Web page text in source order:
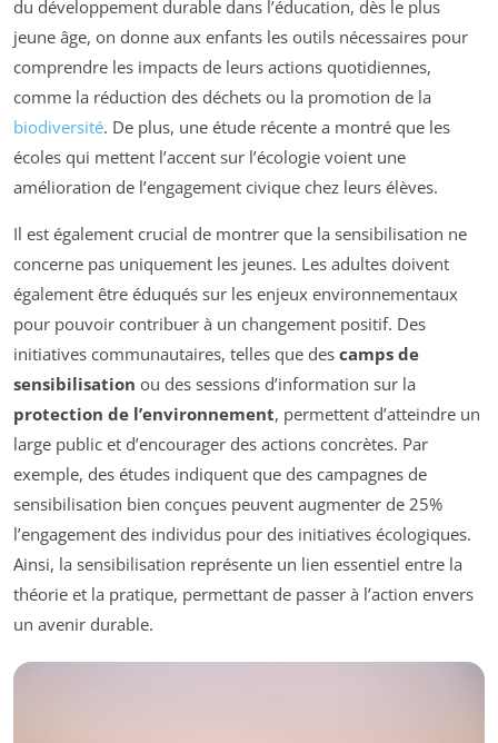
du développement durable dans l’éducation, dès le plus
jeune âge, on donne aux enfants les outils nécessaires pour
comprendre les impacts de leurs actions quotidiennes,
comme la réduction des déchets ou la promotion de la
biodiversité. De plus, une étude récente a montré que les
écoles qui mettent l’accent sur l’écologie voient une
amélioration de l’engagement civique chez leurs élèves.
Il est également crucial de montrer que la sensibilisation ne
concerne pas uniquement les jeunes. Les adultes doivent
également être éduqués sur les enjeux environnementaux
pour pouvoir contribuer à un changement positif. Des
initiatives communautaires, telles que des camps de
sensibilisation ou des sessions d’information sur la
protection de l’environnement, permettent d’atteindre un
large public et d’encourager des actions concrètes. Par
exemple, des études indiquent que des campagnes de
sensibilisation bien conçues peuvent augmenter de 25%
l’engagement des individus pour des initiatives écologiques.
Ainsi, la sensibilisation représente un lien essentiel entre la
théorie et la pratique, permettant de passer à l’action envers
un avenir durable.